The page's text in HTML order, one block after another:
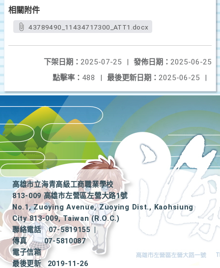
相關附件
43789490_11434717300_ATT1.docx
發佈日期： 2025-06-25
下架日期： 2025-07-25
|
最後更新日期： 2025-06-25 |
點擊率： 488 |
高雄市立海青高級工商職業學校
813-009 高雄市左營區左營大路1號
No.1, Zuoying Avenue, Zuoying Dist., Kaohsiung
City 813-009, Taiwan (R.O.C.)
聯絡電話
07-5819155
|
傳真
07-5810087
電子信箱
最後更新
2019-11-26